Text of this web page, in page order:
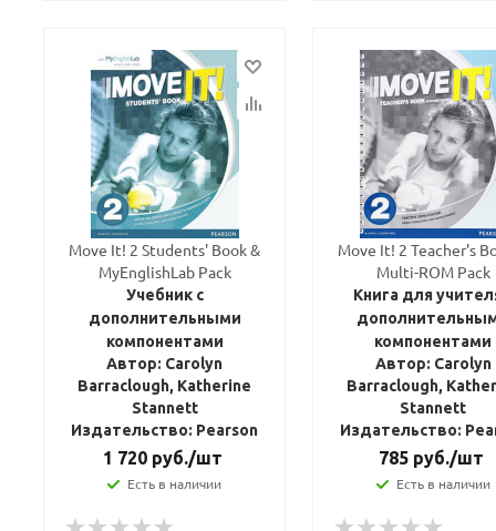
Move It! 2 Students' Book &
MyEnglishLab Pack
Учебник с
дополнительными
компонентами
Автор: Carolyn
Barraclough, Katherine
Stannett
Издательство: Pearson
1 720руб./шт
Есть в наличии
Move It! 2 Teacher's
Multi-ROM Pack
Книга для
компонентами
Автор: Carolyn
Barraclough,
Stannett
Издательство:
785руб./шт
Есть в наличии